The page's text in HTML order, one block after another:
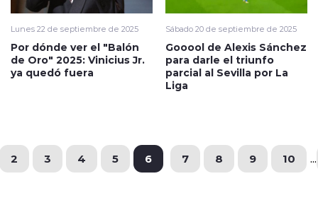
Lunes 22 de septiembre de 2025
Por dónde ver el "Balón
de Oro" 2025: Vinicius Jr.
ya quedó fuera
Sábado 20 de septiembre de 2025
Gooool de Alexis Sánchez
para darle el triunfo
parcial al Sevilla por La
Liga
2 3 4 5 6 7 8 9 10 ...